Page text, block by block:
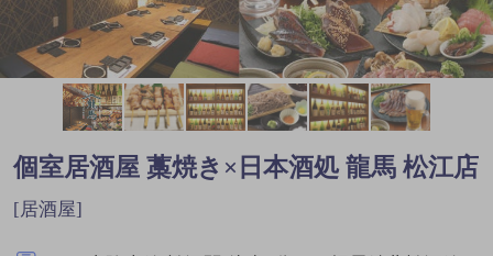
個室居酒屋 藁焼き×日本酒処 龍馬 松江店
[居酒屋]